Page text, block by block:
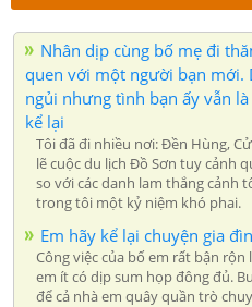
Nhân dịp cùng bố mẹ đi
quen với một người bạn mới.
ngủi nhưng tình bạn ấy vẫn
kể lại
Tôi đã đi nhiều nơi: Đền Hùng,
lẽ cuộc du lịch Đồ Sơn tuy cảnh
so với các danh lam thắng cảnh
trong tôi một kỷ niệm khó phai.
Em hãy kể lại chuyện gia
Công việc của bố em rất bận rộn
em ít có dịp sum họp đông đủ.
để cả nhà em quây quần trò